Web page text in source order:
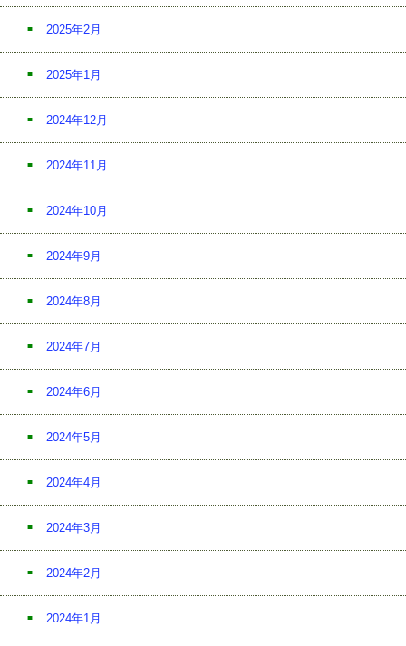
2025年2月
2025年1月
2024年12月
2024年11月
2024年10月
2024年9月
2024年8月
2024年7月
2024年6月
2024年5月
2024年4月
2024年3月
2024年2月
2024年1月